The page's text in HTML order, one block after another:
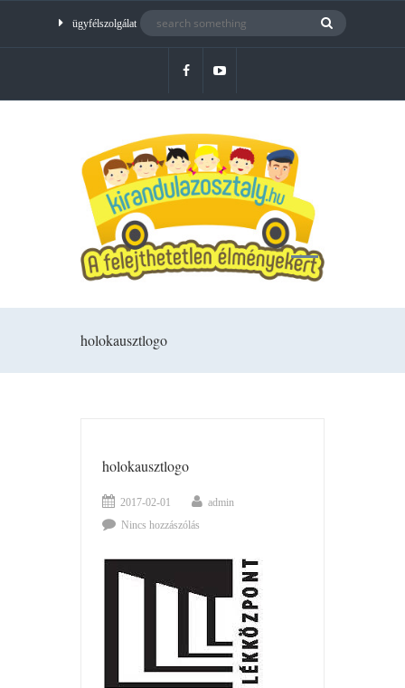
ügyfélszolgálat
holokausztlogo
holokausztlogo
2017-02-01
admin
Nincs hozzászólás